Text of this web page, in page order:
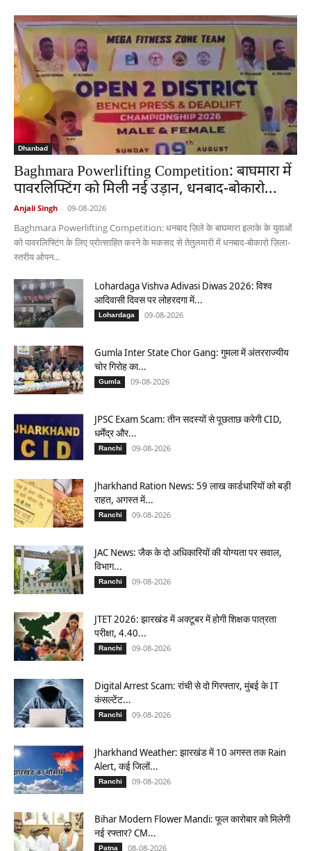
Dhanbad
Baghmara Powerlifting Competition: बाघमारा में
पावरलिफ्टिंग को मिली नई उड़ान, धनबाद-बोकारो...
Anjali Singh - 09-08-2026
Baghmara Powerlifting Competition: धनबाद ज़िले के बाघमारा इलाके के युवाओं
को पावरलिफ्टिंग के लिए प्रोत्साहित करने के मकसद से तेतुलमारी में धनबाद-बोकारो ज़िला-
स्तरीय ओपन...
Lohardaga Vishva Adivasi Diwas 2026: विश्व
आदिवासी दिवस पर लोहरदगा में...
Lohardaga 09-08-2026
Gumla Inter State Chor Gang: गुमला में अंतरराज्यीय
चोर गिरोह का...
Gumla 09-08-2026
JPSC Exam Scam: तीन सदस्यों से पूछताछ करेगी CID,
धर्मेंद्र और...
Ranchi 09-08-2026
Jharkhand Ration News: 59 लाख कार्डधारियों को बड़ी
राहत, अगस्त में...
Ranchi 09-08-2026
JAC News: जैक के दो अधिकारियों की योग्यता पर सवाल,
विभाग...
Ranchi 09-08-2026
JTET 2026: झारखंड में अक्टूबर में होगी शिक्षक पात्रता
परीक्षा, 4.40...
Ranchi 09-08-2026
Digital Arrest Scam: रांची से दो गिरफ्तार, मुंबई के IT
कंसल्टेंट...
Ranchi 09-08-2026
Jharkhand Weather: झारखंड में 10 अगस्त तक Rain
Alert, कई जिलों...
Ranchi 09-08-2026
Bihar Modern Flower Mandi: फूल कारोबार को मिलेगी
नई रफ्तार? CM...
Patna 08-08-2026